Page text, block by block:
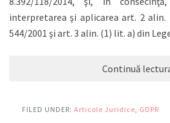
interpretarea şi aplicarea art. 2 alin.
544/2001 şi art. 3 alin. (1) lit. a) din
Continuă
FILED UNDER: Articole Juridice, GDPR